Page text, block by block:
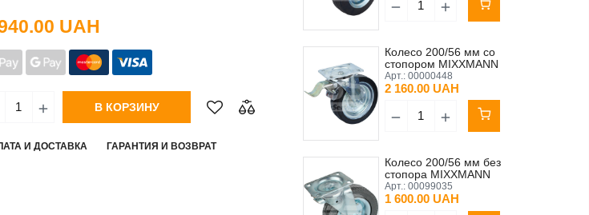
UAH
В КОРЗИНУ
И ДОСТАВКА ГАРАНТИЯ И ВОЗВРАТ
Колесо 200/56 мм со
стопором MIXXMANN
S6/S7/S8
Арт.: 00000448
2 160.00 UAH
Колесо 200/56 мм без
стопора MIXXMANN
S6/S7/S8 (R2)
Арт.: 00099035
1 600.00 UAH